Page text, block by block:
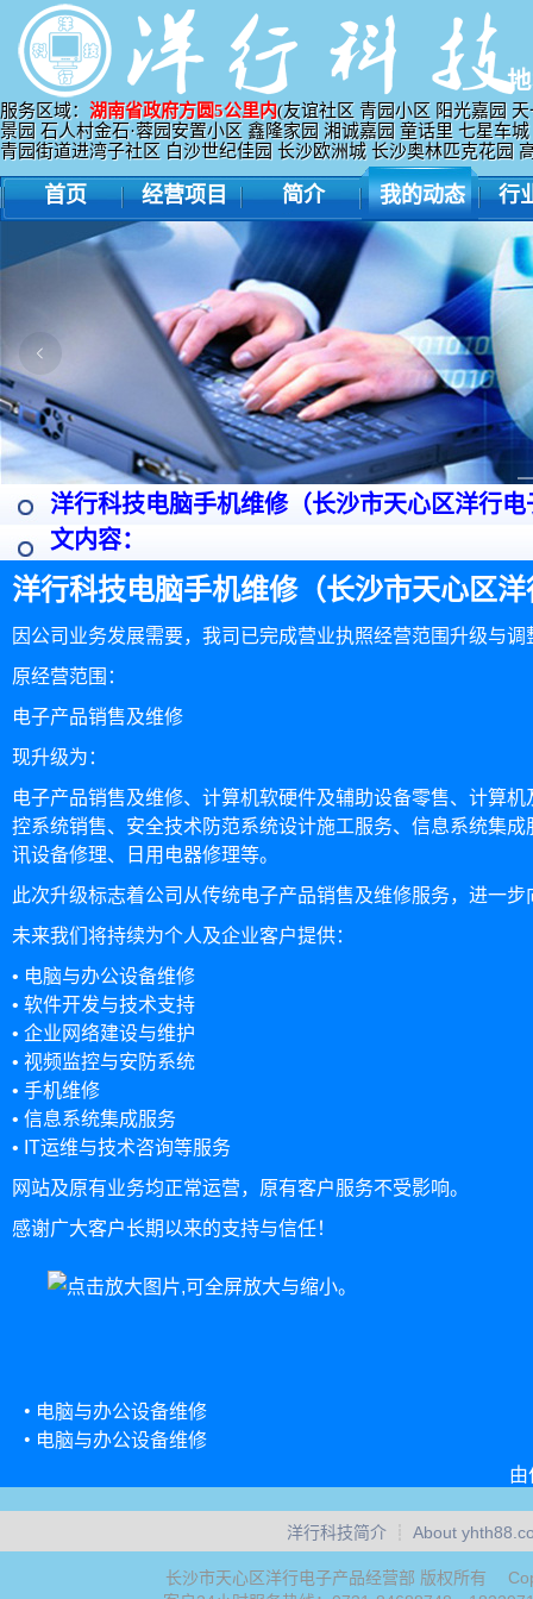
服务区域： 湖南省政府方圆5公里内(友谊社区 青园小区 阳光嘉园
景园 石人村金石·蓉园安置小区 鑫隆家园 湘诚嘉园 童话里 七星车
青园街道进湾子社区 白沙世纪佳园 长沙欧洲城 长沙奥林匹克花园
首页 经营项目 简介 我的动态 行
洋行科技电脑手机维修（长沙市天心区洋行
文内容：
洋行科技电脑手机维修（长沙市天心区
因公司业务发展需要，我司已完成营业执照经营范围升级与调
原经营范围：
电子产品销售及维修
现升级为：
电子产品销售及维修、计算机软硬件及辅助设备零售、计算
控系统销售、安全技术防范系统设计施工服务、信息系统集
讯设备修理、日用电器修理等。
此次升级标志着公司从传统电子产品销售及维修服务，进一
未来我们将持续为个人及企业客户提供：
• 电脑与办公设备维修
• 软件开发与技术支持
• 企业网络建设与维护
• 视频监控与安防系统
• 手机维修
• 信息系统集成服务
• IT运维与技术咨询等服务
网站及原有业务均正常运营，原有客户服务不受影响。
感谢广大客户长期以来的支持与信任！
• 电脑与办公设备维修
• 电脑与办公设备维修
洋行科技简介┊ About
长沙市天心区洋行电子产品经营部 版权所有